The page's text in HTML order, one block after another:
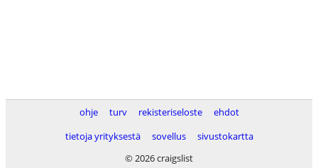
ohje turv rekisteriseloste
ehdot
tietoja yrityksestä
sovellus
sivustokartta
© 2026 craigslist